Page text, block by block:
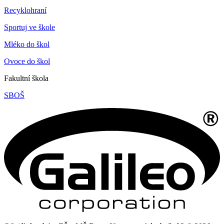
Recyklohraní
Sportuj ve škole
Mléko do škol
Ovoce do škol
Fakultní škola
SBOŠ